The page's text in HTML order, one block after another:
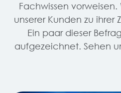
Fachwissen
unserer Kunden zu ihrer
Ein paar dieser
aufgezeichnet. Sehen